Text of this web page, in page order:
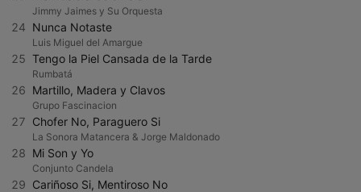
Jimmy Jaimes y Su Orquesta
24 Nunca Notaste
Luis Miguel del Amargue
25 Tengo la Piel Cansada de la Tarde
Rumbatá
26 Martillo, Madera y Clavos
Grupo Fascinacion
27 Chofer No, Paraguero Si
La Sonora Matancera & Jorge Maldonado
28 Mi Son y Yo
Conjunto Candela
29 Cariñoso Si, Mentiroso No